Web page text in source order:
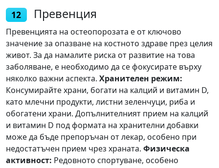
12 Превенция
Превенцията на остеопорозата е от ключово
значение за опазване на костното здраве през целия
живот. За да намалите риска от развитие на това
заболяване, е необходимо да се фокусирате върху
няколко важни аспекта. Хранителен режим:
Консумирайте храни, богати на калций и витамин D,
като млечни продукти, листни зеленчуци, риба и
обогатени храни. Допълнителният прием на калций
и витамин D под формата на хранителни добавки
може да бъде препоръчан от лекар, особено при
недостатъчен прием чрез храната. Физическа
активност: Редовното спортуване, особено